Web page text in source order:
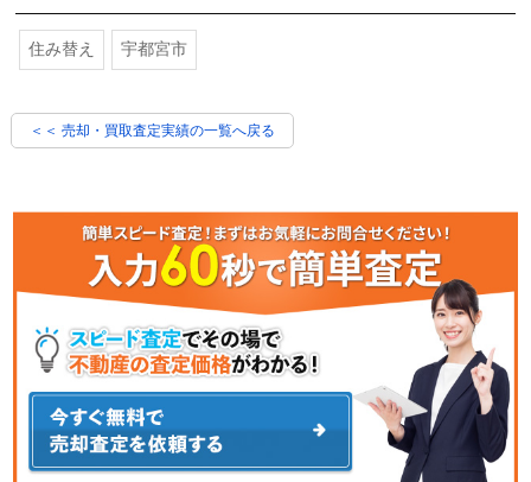
住み替え 宇都宮市
＜＜ 売却・買取査定実績の一覧へ戻る